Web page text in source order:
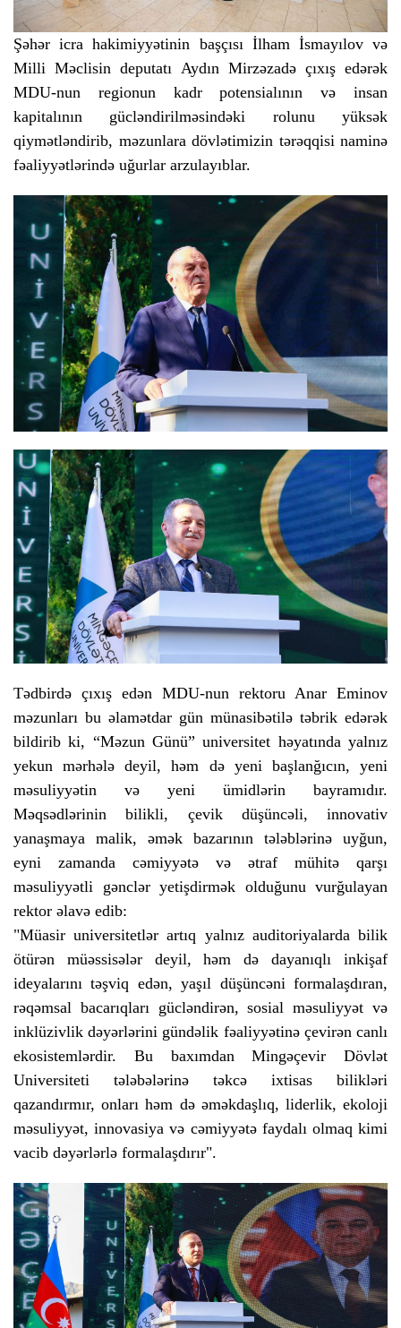
Şəhər icra hakimiyyətinin başçısı İlham İsmayılov və
Milli Məclisin deputatı Aydın Mirzəzadə çıxış edərək
MDU-nun regionun kadr potensialının və insan
kapitalının gücləndirilməsindəki rolunu yüksək
qiymətləndirib, məzunlara dövlətimizin tərəqqisi naminə
fəaliyyətlərində uğurlar arzulayıblar.
Tədbirdə çıxış edən MDU-nun rektoru Anar Eminov
məzunları bu əlamətdar gün münasibətilə təbrik edərək
bildirib ki, “Məzun Günü” universitet həyatında yalnız
yekun mərhələ deyil, həm də yeni başlanğıcın, yeni
məsuliyyətin və yeni ümidlərin bayramıdır.
Məqsədlərinin bilikli, çevik düşüncəli, innovativ
yanaşmaya malik, əmək bazarının tələblərinə uyğun,
eyni zamanda cəmiyyətə və ətraf mühitə qarşı
məsuliyyətli gənclər yetişdirmək olduğunu vurğulayan
rektor əlavə edib:
"Müasir universitetlər artıq yalnız auditoriyalarda bilik
ötürən müəssisələr deyil, həm də dayanıqlı inkişaf
ideyalarını təşviq edən, yaşıl düşüncəni formalaşdıran,
rəqəmsal bacarıqları gücləndirən, sosial məsuliyyət və
inklüzivlik dəyərlərini gündəlik fəaliyyətinə çevirən canlı
ekosistemlərdir. Bu baxımdan Mingəçevir Dövlət
Universiteti tələbələrinə təkcə ixtisas bilikləri
qazandırmır, onları həm də əməkdaşlıq, liderlik, ekoloji
məsuliyyət, innovasiya və cəmiyyətə faydalı olmaq kimi
vacib dəyərlərlə formalaşdırır".